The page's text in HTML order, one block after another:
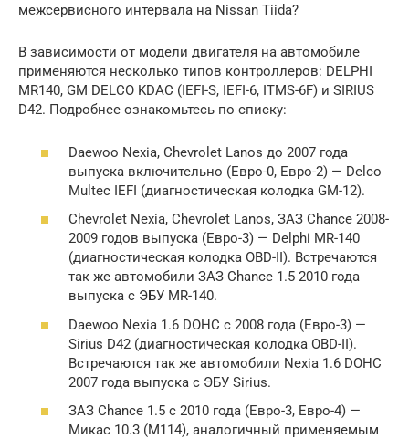
межсервисного интервала на Nissan Tiida?
В зависимости от модели двигателя на автомобиле
применяются несколько типов контроллеров: DELPHI
MR140, GM DELCO KDAC (IEFI-S, IEFI-6, ITMS-6F) и SIRIUS
D42. Подробнее ознакомьтесь по списку:
Daewoo Nexia, Chevrolet Lanos до 2007 года
выпуска включительно (Евро-0, Евро-2) — Delco
Multec IEFI (диагностическая колодка GM-12).
Chevrolet Nexia, Chevrolet Lanos, ЗАЗ Chance 2008-
2009 годов выпуска (Евро-3) — Delphi MR-140
(диагностическая колодка OBD-II). Встречаются
так же автомобили ЗАЗ Chance 1.5 2010 года
выпуска с ЭБУ MR-140.
Daewoo Nexia 1.6 DOHC с 2008 года (Евро-3) —
Sirius D42 (диагностическая колодка OBD-II).
Встречаются так же автомобили Nexia 1.6 DOHC
2007 года выпуска с ЭБУ Sirius.
ЗАЗ Chance 1.5 с 2010 года (Евро-3, Евро-4) —
Микас 10.3 (М114), аналогичный применяемым